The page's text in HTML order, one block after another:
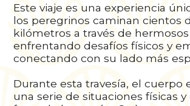
Este viaje es una experiencia
los peregrinos caminan cientos
kilómetros a través de hermosos
enfrentando desafíos físicos y
conectando con su lado más
Durante esta travesía, el cuerpo
una serie de situaciones físicas